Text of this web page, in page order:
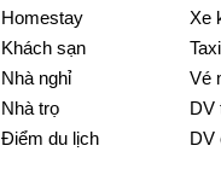
Homestay
Khách sạn
Nhà nghỉ
Nhà trọ
Điểm du lịch
Xe
Taxi
Vé
DV
DV